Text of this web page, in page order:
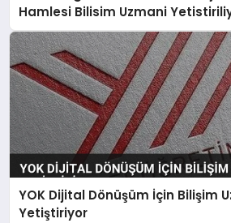
Hamlesi Bilisim Uzmani
YOK Dijital Dönüşüm İçin Bilişim
Yetiştiriyor